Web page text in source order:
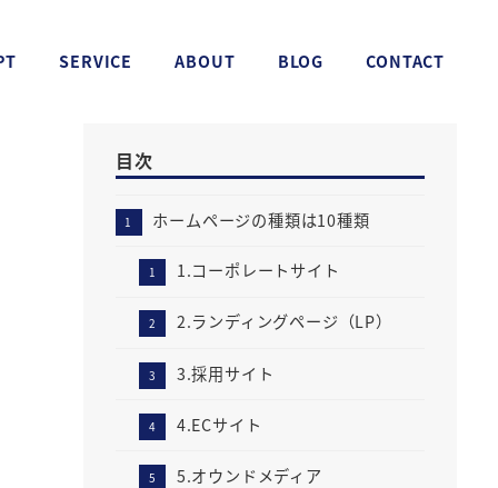
SERVICE ABOUT BLOG CONTACT
目次
ホームページの種類は10種類
1.コーポレートサイト
2.ランディングページ（LP）
3.採用サイト
4.ECサイト
5.オウンドメディア